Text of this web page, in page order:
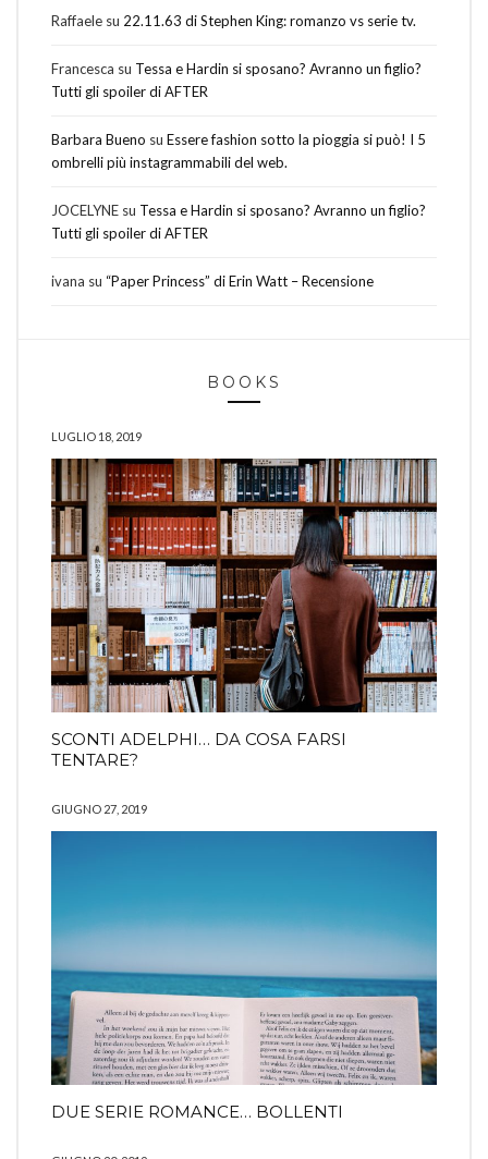
Raffaele su 22.11.63 di Stephen King: romanzo vs serie tv.
Francesca su Tessa e Hardin si sposano? Avranno un figlio?
Tutti gli spoiler di AFTER
Barbara Bueno su Essere fashion sotto la pioggia si può! I 5
ombrelli più instagrammabili del web.
JOCELYNE su Tessa e Hardin si sposano? Avranno un figlio?
Tutti gli spoiler di AFTER
ivana su “Paper Princess” di Erin Watt – Recensione
BOOKS
LUGLIO 18, 2019
SCONTI ADELPHI… DA COSA FARSI
TENTARE?
GIUGNO 27, 2019
DUE SERIE ROMANCE… BOLLENTI